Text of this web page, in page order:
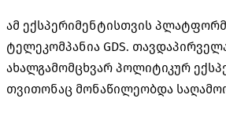
ამ ექსპერიმენტისთვის
ტელეკომპანია GDS.
ახალგამომცხვარ პოლიტიკურ
თვითონაც მონაწილეობდა